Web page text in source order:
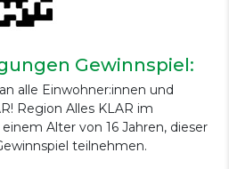
Gewinnspiel:
alle Einwohner:innen und
Region Alles KLAR im
Alter von 16 Jahren, dieser
teilnehmen.